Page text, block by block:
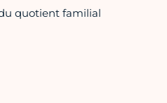
quotient familial